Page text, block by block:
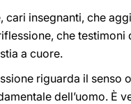
cari insegnanti, che
che testimoni
a cuore.
riguarda il senso
dell’uomo. È